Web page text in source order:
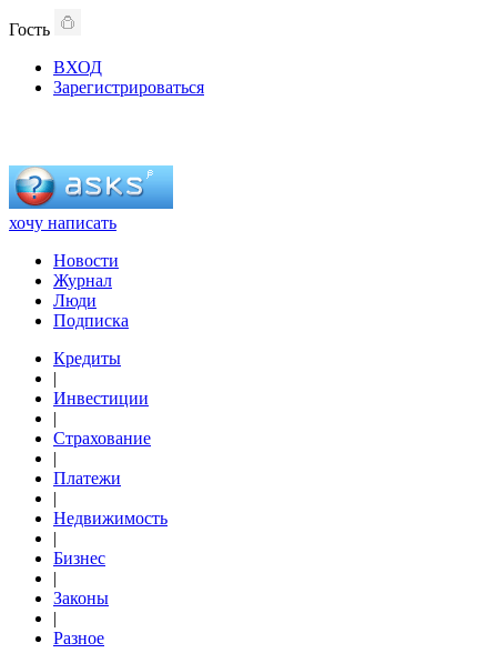
Гость
ВХОД
Зарегистрироваться
хочу написать
Новости
Журнал
Люди
Подписка
Кредиты
|
Инвестиции
|
Страхование
|
Платежи
|
Недвижимость
|
Бизнес
|
Законы
|
Разное